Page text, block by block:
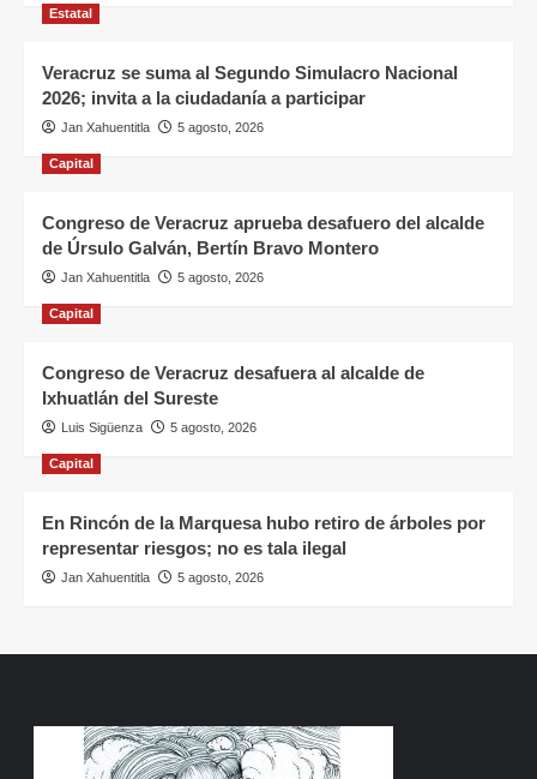
Estatal
Veracruz se suma al Segundo Simulacro Nacional
2026; invita a la ciudadanía a participar
Jan Xahuentitla 5 agosto, 2026
Capital
Congreso de Veracruz aprueba desafuero del alcalde
de Úrsulo Galván, Bertín Bravo Montero
Jan Xahuentitla 5 agosto, 2026
Capital
Congreso de Veracruz desafuera al alcalde de
Ixhuatlán del Sureste
Luis Sigüenza 5 agosto, 2026
Capital
En Rincón de la Marquesa hubo retiro de árboles por
representar riesgos; no es tala ilegal
Jan Xahuentitla 5 agosto, 2026